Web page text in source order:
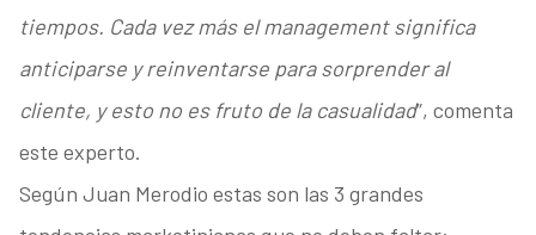
tiempos. Cada vez más el management significa
anticiparse y reinventarse para sorprender al
cliente, y esto no es fruto de la casualidad”, comenta
este experto.
Según Juan Merodio estas son las 3 grandes